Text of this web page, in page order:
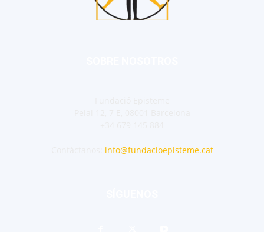
info@fundacioepisteme.cat